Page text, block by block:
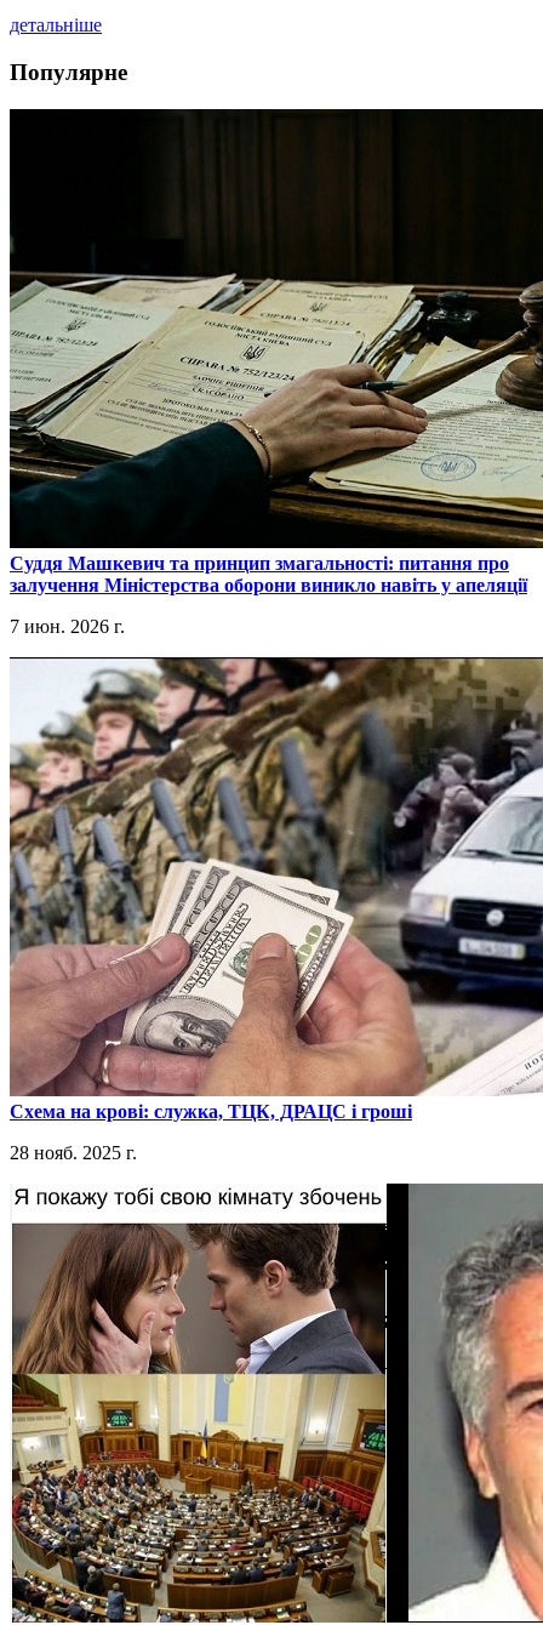
детальніше
Популярне
​Суддя Машкевич та принцип змагальності: питання про
залучення Міністерства оборони виникло навіть у апеляції
7 июн. 2026 г.
​Схема на крові: служка, ТЦК, ДРАЦС і гроші
28 нояб. 2025 г.